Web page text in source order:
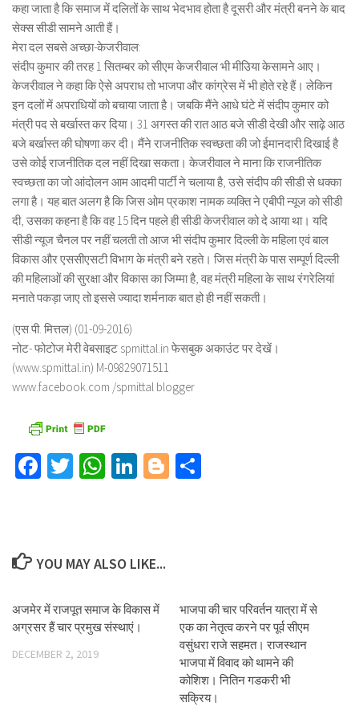
कहा जाता है कि समाज में दलितों के साथ भेदभाव होता है दूसरी और मंत्री बनने के बाद
सेक्स सीडी सामने आती हैं।
मेरा दल सबसे अच्छा-केजरीवाल:
संदीप कुमार की तरह 1 सितम्बर को सीएम केजरीवाल भी मीउिया केसामने आए।
केजरीवाल ने कहा कि ऐसे अपराध तो भाजपा और कांग्रेस में भी होते रहे हैं। लेकिन
इन दलों में अपराधियों को बचाया जाता है। जबकि मैंने आधे घंटे में संदीप कुमार को
मंत्री पद से बर्खास्त कर दिया। 31 अगस्त की रात आठ बजे सीडी देखी और साढ़े आठ
बजे बर्खास्त की घोषणा कर दी। मैंने राजनीतिक स्वच्छता की जो ईमानदारी दिखाई है
उसे कोई राजनीतिक दल नहीं दिखा सकता। केजरीवाल ने माना कि राजनीतिक
स्वच्छता का जो आंदोलन आम आदमी पार्टी ने चलाया है, उसे संदीप की सीडी से धक्का
लगा है। यह बात अलग है कि जिस ओम प्रकाश नामक व्यक्ति ने एबीपी न्यूज को सीडी
दी, उसका कहना है कि वह 15 दिन पहले ही सीडी केजरीवाल को दे आया था। यदि
सीडी न्यूज चैनल पर नहीं चलती तो आज भी संदीप कुमार दिल्ली के महिला एवं बाल
विकास और एससीएसटी विभाग के मंत्री बने रहते। जिस मंत्री के पास सम्पूर्ण दिल्ली
की महिलाओं की सुरक्षा और विकास का जिम्मा है, वह मंत्री महिला के साथ रंगरेलियां
मनाते पकड़ा जाए तो इससे ज्यादा शर्मनाक बात हो ही नहीं सकती।
(एस.पी. मित्तल) (01-09-2016)
नोट- फोटोज मेरी वेबसाइट spmittal.in फेसबुक अकाउंट पर देखें।
(www.spmittal.in) M-09829071511
www.facebook.com /spmittal blogger
Facebook
TwitterWhatsApp
LinkedIn
Blogger
YOU MAY ALSO LIKE...
अजमेर में राजपूत समाज के विकास में
अग्रसर हैं चार प्रमुख संस्थाएं।
DECEMBER 2, 2019
भाजपा की चार परिवर्तन यात्रा में से
एक का नेतृत्व करने पर पूर्व सीएम
वसुंधरा राजे सहमत। राजस्थान
भाजपा में विवाद को थामने की
कोशिश। नितिन गडकरी भी
सक्रिय।